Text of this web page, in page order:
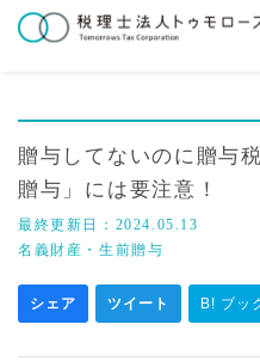
贈与してないのに贈与
贈与」には要注意！
最終更新日： 2024.05.13
名義財産・生前贈与
シェア ツイート B! ブッ